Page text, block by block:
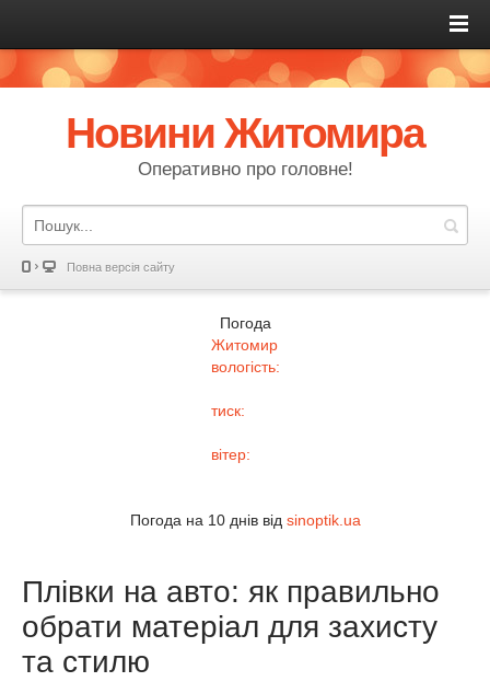
Новини Житомира
Оперативно про головне!
Повна версія сайту
Погода
Житомир
вологість:
тиск:
вітер:
Погода на 10 днів від sinoptik.ua
Плівки на авто: як правильно
обрати матеріал для захисту
та стилю